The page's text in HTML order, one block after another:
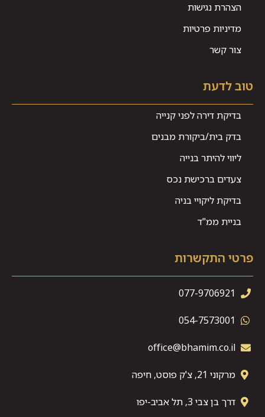
הצהרת נגישות
מדיניות פרטיות
צור קשר
טוב לדעת
בדיקת דירה לפני קנייה
בדק בית/ביקורת מבנים
ליווי להיתר בנייה
צעדים ברכישת נכס
בדיקת ליקויי בניה
בניית ממ"ד
פרטי התקשרות
077-9706921
054-7573001
office@bhamim.co.il
מרקוני 21, צ'ק פוסט, חיפה
דרך בן צבי 3, תל אביב-יפו